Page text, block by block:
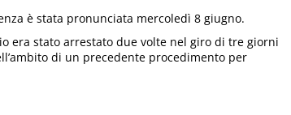
è stata pronunciata mercoledì 8 giugno.
era stato arrestato due volte nel giro di tre giorni
di un precedente procedimento per